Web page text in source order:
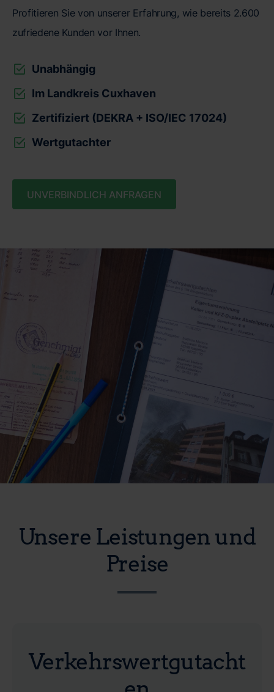
Profitieren Sie von unserer Erfahrung, wie bereits 2.600
zufriedene Kunden vor Ihnen.
Unabhängig
Im Landkreis Cuxhaven
Zertifiziert (DEKRA + ISO/IEC 17024)
Wertgutachter
UNVERBINDLICH ANFRAGEN
Unsere Leistungen und
Preise
Verkehrswertgutacht